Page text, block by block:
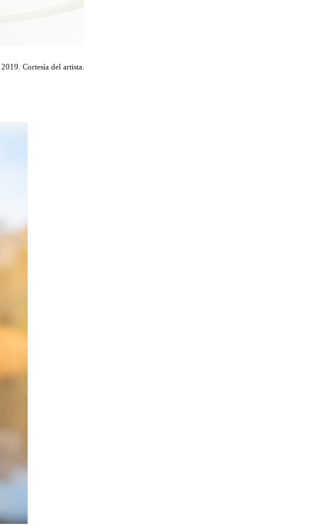
, 2019. Cortesía del artista.